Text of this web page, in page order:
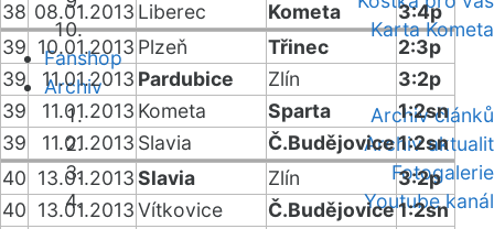
Karta Kometa
Fanshop
Archiv
Archiv článků
Archiv aktualit
Fotogalerie
Youtube kanál
38 08.01.2013 Liberec Kometa
3:4p
39 10.01.2013 Plzeň Třinec
2:3p
39
11.01.2013 Pardubice Zlín
3:2p
39
11.01.2013 Kometa Sparta
1:2sn
39
11.01.2013 Slavia Č.Budějovice1:2sn
40 13.01.2013Slavia Zlín
3:2p
40 13.01.2013Vítkovice Č.Budějovice1:2sn